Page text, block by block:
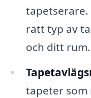
tapetserare.
rätt typ av
och ditt rum.
tapeter som